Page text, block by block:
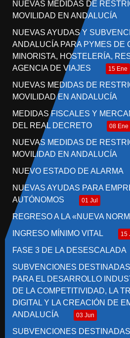
NUEVAS MEDIDAS DE
MOVILIDAD EN ANDALUCÍA
NUEVAS AYUDAS Y
ANDALUCÍA PARA PYMES DE
MINORISTA, HOSTELERÍA,
AGENCIA DE VIAJES
15 Ene
NUEVAS MEDIDAS DE
MOVILIDAD EN ANDALUCÍA
MEDIDAS FISCALES Y
DEL REAL DECRETO
08 Ene
NUEVAS MEDIDAS DE
MOVILIDAD EN ANDALUCÍA
NUEVO ESTADO DE ALARMA
NUEVAS AYUDAS PARA
AUTÓNOMOS
01 Jul
REGRESO A LA «NUEVA
INGRESO MÍNIMO VITAL 15
FASE 3 DE LA DESESCALADA
SUBVENCIONES
PARA EL DESARROLLO
DE LA COMPETITIVIDAD, LA
DIGITAL Y LA CREACIÓN DE
ANDALUCÍA
03 Jun
SUBVENCIONES